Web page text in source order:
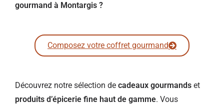
gourmand à Montargis ?
Composez votre coffret gourmand
Découvrez notre sélection de cadeaux gourmands et
produits d’épicerie fine haut de gamme. Vous